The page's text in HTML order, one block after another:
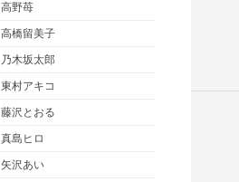
高野苺
高橋留美子
乃木坂太郎
東村アキコ
藤沢とおる
真島ヒロ
矢沢あい